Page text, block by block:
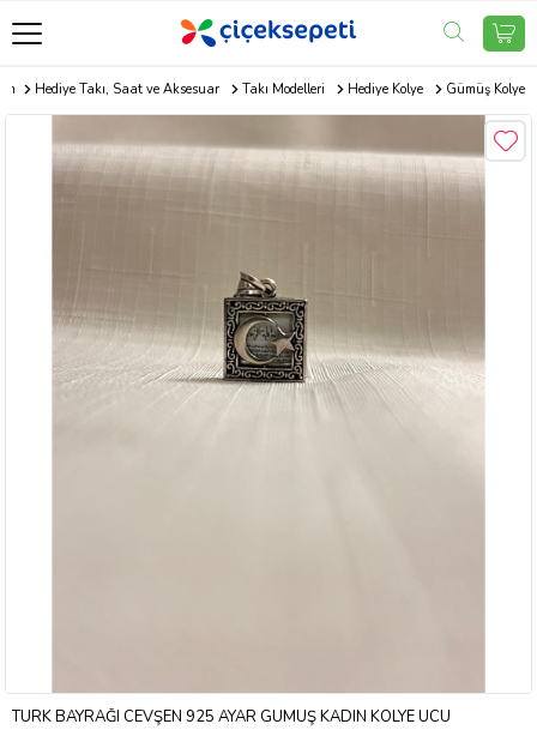
Hediye Takı, Saat ve Aksesuar Takı Modelleri Hediye Kolye Gümüş Kolye
TÜRK BAYRAĞI CEVŞEN 925 AYAR GÜMÜŞ KADIN KOLYE UCU